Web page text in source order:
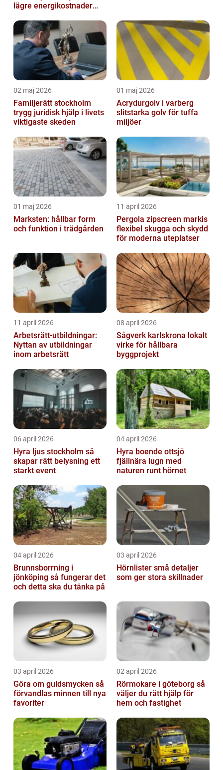
lägre energikostnader
inomhusklimat
02 maj 2026
Familjerätt stockholm
trygg juridisk hjälp i livets
viktigaste skeden
01 maj 2026
Acrydurgolv i varberg
slitstarka golv för tuffa
miljöer
01 maj 2026
Marksten: hållbar form
och funktion i trädgården
11 april 2026
Pergola zipscreen markis
flexibel skugga och skydd
för moderna uteplatser
11 april 2026
Arbetsrätt-utbildningar:
Nyttan av utbildningar
inom arbetsrätt
08 april 2026
Sågverk karlskrona lokalt
virke för hållbara
byggprojekt
06 april 2026
Hyra ljus stockholm så
skapar rätt belysning ett
starkt event
04 april 2026
Hyra boende ottsjö
fjällnära lugn med
naturen runt hörnet
04 april 2026
Brunnsborrning i
jönköping så fungerar det
och detta ska du tänka på
03 april 2026
Hörnlister små detaljer
som ger stora skillnader
03 april 2026
Göra om guldsmycken så
förvandlas minnen till nya
favoriter
02 april 2026
Rörmokare i göteborg så
väljer du rätt hjälp för
hem och fastighet